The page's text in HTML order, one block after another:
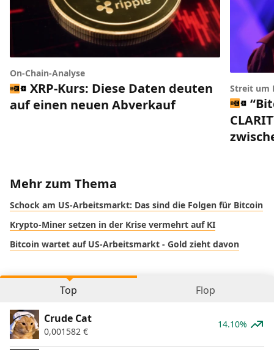
On-Chain-Analyse
XRP-Kurs: Diese Daten deuten
auf einen neuen Abverkauf
Streit um
Mehr zum Thema
Schock am US-Arbeitsmarkt: Das sind die Folgen für Bitcoin
Krypto-Miner setzen in der Krise vermehrt auf KI
Bitcoin wartet auf US-Arbeitsmarkt - Gold zieht davon
Top Flop
Crude Cat
0,001582 €
14.10%